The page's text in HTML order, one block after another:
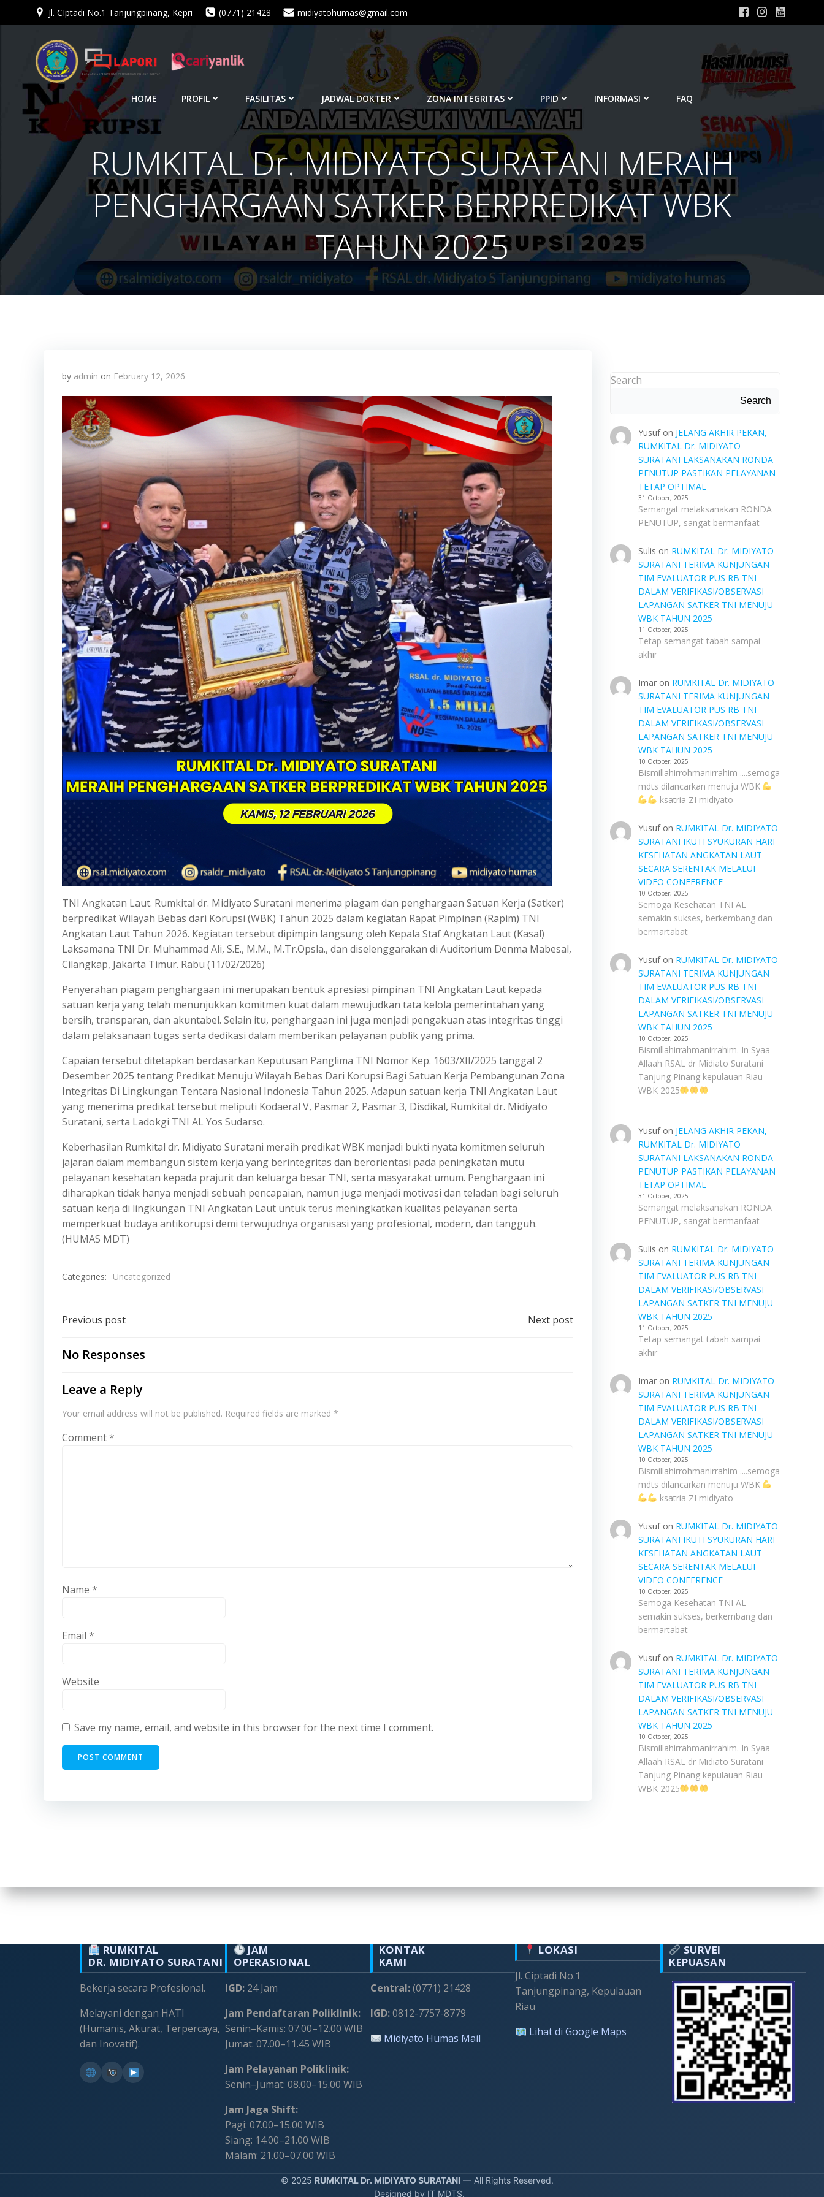
Jl. CIptadi No.1 Tanjungpinang, Kepri (0771) 21428 midiyatohumas@gmail.com
HOME PROFIL FASILITAS JADWAL DOKTER ZONA INTEGRITAS PPID INFORMASI FAQ
RUMKITAL Dr. MIDIYATO SURATANI MERAIH
PENGHARGAAN SATKER BERPREDIKAT WBK
TAHUN 2025
by admin on February 12, 2026
TNI Angkatan Laut. Rumkital dr. Midiyato Suratani menerima piagam dan penghargaan Satuan Kerja (Satker)
berpredikat Wilayah Bebas dari Korupsi (WBK) Tahun 2025 dalam kegiatan Rapat Pimpinan (Rapim) TNI
Angkatan Laut Tahun 2026. Kegiatan tersebut dipimpin langsung oleh Kepala Staf Angkatan Laut (Kasal)
Laksamana TNI Dr. Muhammad Ali, S.E., M.M., M.Tr.Opsla., dan diselenggarakan di Auditorium Denma Mabesal,
Cilangkap, Jakarta Timur. Rabu (11/02/2026)
Penyerahan piagam penghargaan ini merupakan bentuk apresiasi pimpinan TNI Angkatan Laut kepada
satuan kerja yang telah menunjukkan komitmen kuat dalam mewujudkan tata kelola pemerintahan yang
bersih, transparan, dan akuntabel. Selain itu, penghargaan ini juga menjadi pengakuan atas integritas tinggi
dalam pelaksanaan tugas serta dedikasi dalam memberikan pelayanan publik yang prima.
Capaian tersebut ditetapkan berdasarkan Keputusan Panglima TNI Nomor Kep. 1603/XII/2025 tanggal 2
Desember 2025 tentang Predikat Menuju Wilayah Bebas Dari Korupsi Bagi Satuan Kerja Pembangunan Zona
Integritas Di Lingkungan Tentara Nasional Indonesia Tahun 2025. Adapun satuan kerja TNI Angkatan Laut
yang menerima predikat tersebut meliputi Kodaeral V, Pasmar 2, Pasmar 3, Disdikal, Rumkital dr. Midiyato
Suratani, serta Ladokgi TNI AL Yos Sudarso.
Keberhasilan Rumkital dr. Midiyato Suratani meraih predikat WBK menjadi bukti nyata komitmen seluruh
jajaran dalam membangun sistem kerja yang berintegritas dan berorientasi pada peningkatan mutu
pelayanan kesehatan kepada prajurit dan keluarga besar TNI, serta masyarakat umum. Penghargaan ini
diharapkan tidak hanya menjadi sebuah pencapaian, namun juga menjadi motivasi dan teladan bagi seluruh
satuan kerja di lingkungan TNI Angkatan Laut untuk terus meningkatkan kualitas pelayanan serta
memperkuat budaya antikorupsi demi terwujudnya organisasi yang profesional, modern, dan tangguh.
(HUMAS MDT)
Categories: Uncategorized
Post
navigation
Previous post Next post
No Responses
Leave a Reply
Your email address will not be published. Required fields are marked *
Comment*
Name *
Email *
Website
Save my name, email, and website in this browser for the next time I comment.
Search
Search
Yusufon JELANG AKHIR PEKAN,
RUMKITAL Dr. MIDIYATO
SURATANI LAKSANAKAN RONDA
PENUTUP PASTIKAN PELAYANAN
TETAP OPTIMAL
31 October, 2025
Semangat melaksanakan RONDA
PENUTUP, sangat bermanfaat
Sulis on RUMKITAL Dr. MIDIYATO
SURATANI TERIMA KUNJUNGAN
TIM EVALUATOR PUS RB TNI
DALAM VERIFIKASI/OBSERVASI
LAPANGAN SATKER TNI MENUJU
WBK TAHUN 2025
11 October, 2025
Tetap semangat tabah sampai
akhir
Imaron RUMKITAL Dr. MIDIYATO
SURATANI TERIMA KUNJUNGAN
TIM EVALUATOR PUS RB TNI
DALAM VERIFIKASI/OBSERVASI
LAPANGAN SATKER TNI MENUJU
WBK TAHUN 2025
10 October, 2025
Bismillahirrohmanirrahim ....semoga
mdts dilancarkan menuju WBK
ksatria ZI midiyato
Yusufon RUMKITAL Dr. MIDIYATO
SURATANI IKUTI SYUKURAN HARI
KESEHATAN ANGKATAN LAUT
SECARA SERENTAK MELALUI
VIDEO CONFERENCE
10 October, 2025
Semoga Kesehatan TNI AL
semakin sukses, berkembang dan
bermartabat
Yusufon RUMKITAL Dr. MIDIYATO
SURATANI TERIMA KUNJUNGAN
TIM EVALUATOR PUS RB TNI
DALAM VERIFIKASI/OBSERVASI
LAPANGAN SATKER TNI MENUJU
WBK TAHUN 2025
10 October, 2025
Bismillahirrahmanirrahim. In Syaa
Allaah RSAL dr Midiato Suratani
Tanjung Pinang kepulauan Riau
WBK 2025
Yusufon JELANG AKHIR PEKAN,
RUMKITAL Dr. MIDIYATO
SURATANI LAKSANAKAN RONDA
PENUTUP PASTIKAN PELAYANAN
TETAP OPTIMAL
31 October, 2025
Semangat melaksanakan RONDA
PENUTUP, sangat bermanfaat
Sulis on RUMKITAL Dr. MIDIYATO
SURATANI TERIMA KUNJUNGAN
TIM EVALUATOR PUS RB TNI
DALAM VERIFIKASI/OBSERVASI
LAPANGAN SATKER TNI MENUJU
WBK TAHUN 2025
11 October, 2025
Tetap semangat tabah sampai
akhir
Imaron RUMKITAL Dr. MIDIYATO
SURATANI TERIMA KUNJUNGAN
TIM EVALUATOR PUS RB TNI
DALAM VERIFIKASI/OBSERVASI
LAPANGAN SATKER TNI MENUJU
WBK TAHUN 2025
10 October, 2025
Bismillahirrohmanirrahim ....semoga
mdts dilancarkan menuju WBK
ksatria ZI midiyato
Yusufon RUMKITAL Dr. MIDIYATO
SURATANI IKUTI SYUKURAN HARI
KESEHATAN ANGKATAN LAUT
SECARA SERENTAK MELALUI
VIDEO CONFERENCE
10 October, 2025
Semoga Kesehatan TNI AL
semakin sukses, berkembang dan
bermartabat
Yusufon RUMKITAL Dr. MIDIYATO
SURATANI TERIMA KUNJUNGAN
TIM EVALUATOR PUS RB TNI
DALAM VERIFIKASI/OBSERVASI
LAPANGAN SATKER TNI MENUJU
WBK TAHUN 2025
10 October, 2025
Bismillahirrahmanirrahim. In Syaa
Allaah RSAL dr Midiato Suratani
Tanjung Pinang kepulauan Riau
WBK 2025
RUMKITAL
DR. MIDIYATO SURATANI
Bekerja secara Profesional.
Melayani dengan HATI
(Humanis, Akurat, Terpercaya,
dan Inovatif).
JAM
OPERASIONAL
IGD:24 Jam
Jam Pendaftaran Poliklinik:
Senin–Kamis: 07.00–12.00 WIB
Jumat: 07.00–11.45 WIB
Jam Pelayanan Poliklinik:
Senin–Jumat: 08.00–15.00 WIB
Jam Jaga Shift:
Pagi: 07.00–15.00 WIB
Siang: 14.00–21.00 WIB
Malam: 21.00–07.00 WIB
KONTAK
KAMI
Central:(0771) 21428
IGD:0812-7757-8779
Midiyato Humas Mail
LOKASI
Jl. Ciptadi No.1
Tanjungpinang, Kepulauan
Riau
Lihat di Google Maps
SURVEI
KEPUASAN
© 2025 RUMKITAL Dr. MIDIYATO SURATANI — All Rights Reserved.
Designed by IT MDTS.